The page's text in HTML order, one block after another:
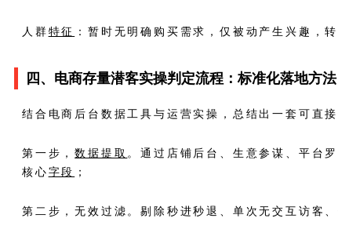
人群 特征 ：暂时无明确购买需求，仅被动产生兴趣，
四、电商存量潜客实操判定流程：标准化落地方法
结合电商后台数据工具与运营实操，总结出一套可直
第一步，数据提取 。通过店铺后台、生意参谋、平台
核心 字段 ；
第二步，无效过滤。剔除秒进秒退、单次无交互访客